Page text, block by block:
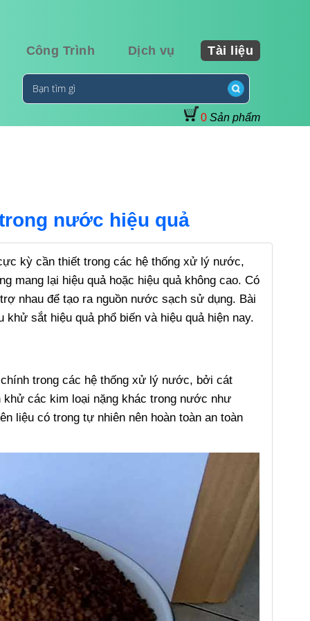
Công Trình Dịch vụ Tài liệu
0 Sản phẩm
nước hiệu quả
kỳ cần thiết trong các hệ thống xử lý nước,
mang lại hiệu quả hoặc hiệu quả không cao. Có
nhau để tạo ra nguồn nước sạch sử dụng. Bài
sắt hiệu quả phổ biến và hiệu quả hiện nay.
trong các hệ thống xử lý nước, bởi cát
các kim loại nặng khác trong nước như
liệu có trong tự nhiên nên hoàn toàn an toàn